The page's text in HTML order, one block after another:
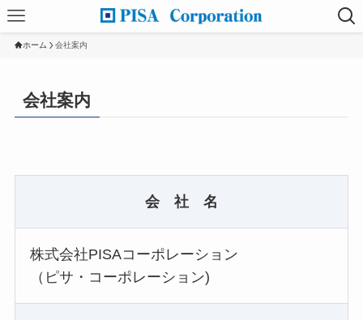
ホーム 会社案内
会社案内
会 社 名
株式会社PISAコーポレーション
（ピサ・コーポレーション)